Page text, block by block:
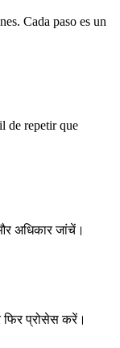
Cada paso es un
de repetir que
अधिकार जांचें।
फिर प्रोसेस करें।